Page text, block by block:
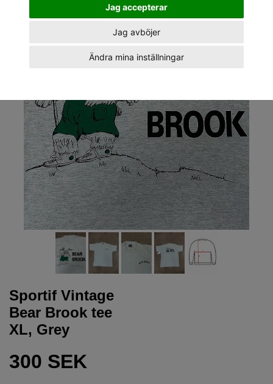
Jag accepterar
Jag avböjer
Ändra mina inställningar
Sportif Vintage
Bear Brook tee
XL, Grey
300 SEK